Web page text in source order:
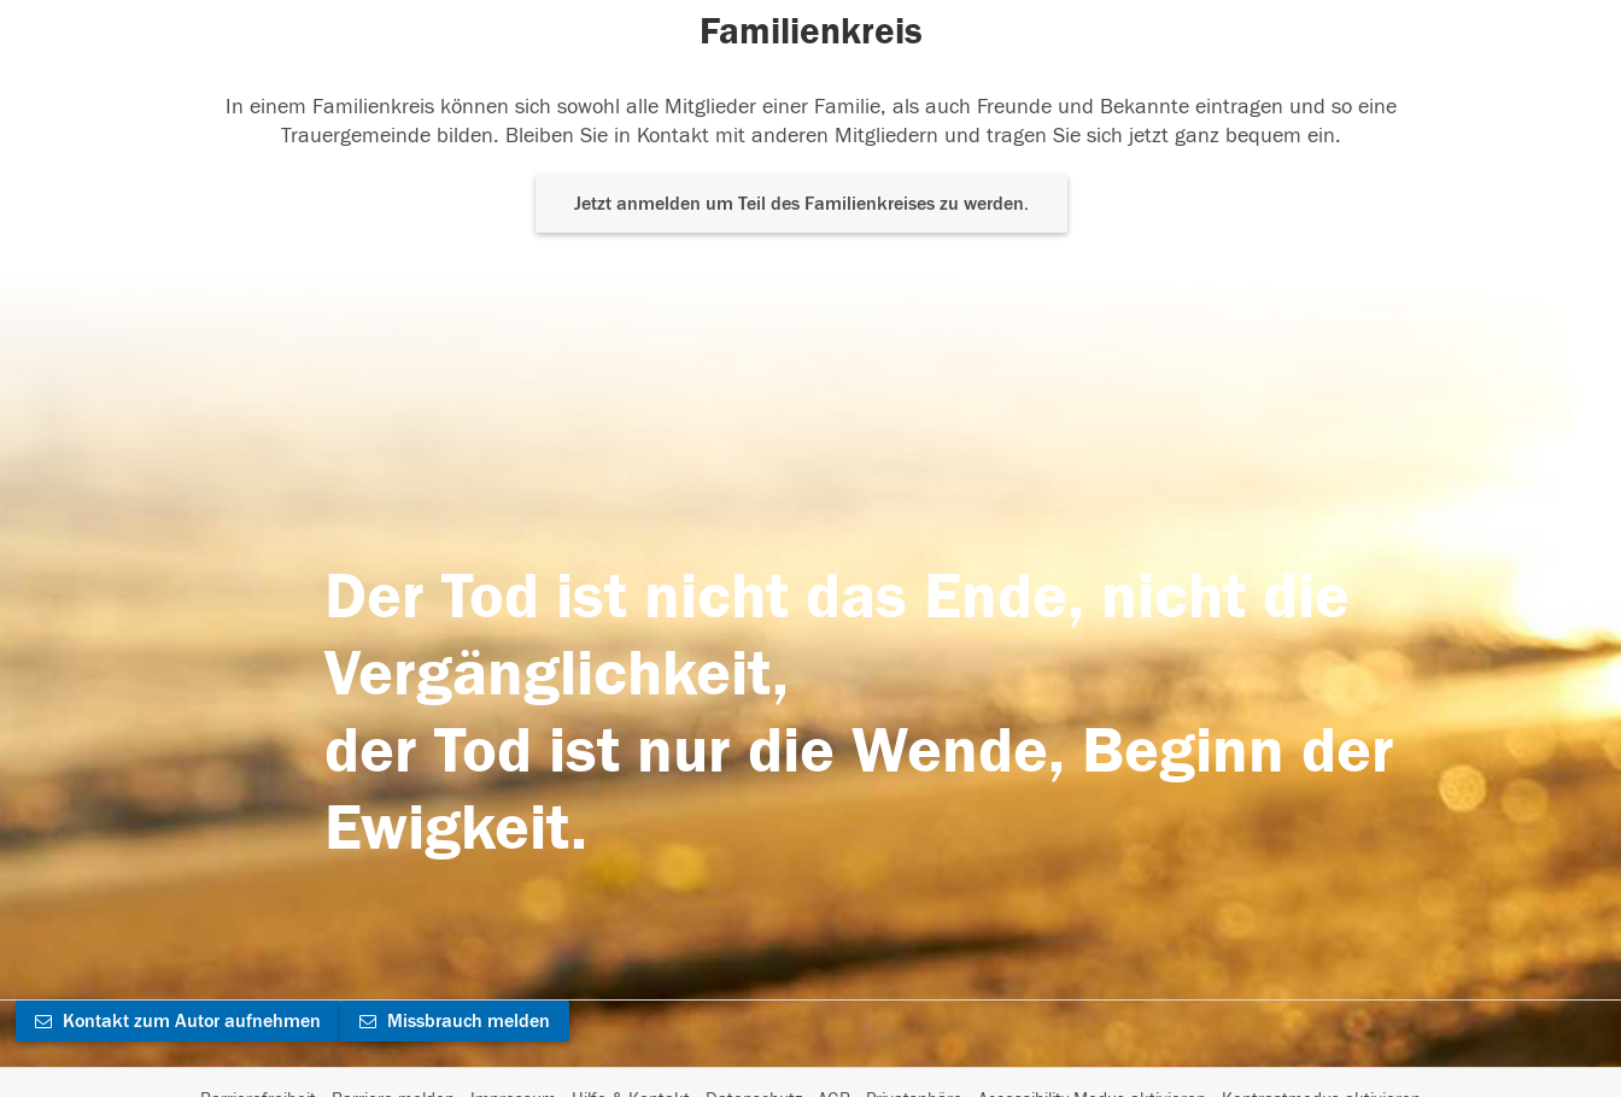
Familienkreis
In einem Familienkreis können sich sowohl alle Mitglieder einer Familie, als auch Freunde und Bekannte eintragen und so eine
Trauergemeinde bilden. Bleiben Sie in Kontakt mit anderen Mitgliedern und tragen Sie sich jetzt ganz bequem ein.
Jetzt anmelden um Teil des Familienkreises zu werden.
Der Tod ist nicht das Ende, nicht die
Vergänglichkeit,
der Tod ist nur die Wende, Beginn der
Ewigkeit.
Kontakt zum Autor aufnehmen Missbrauch melden